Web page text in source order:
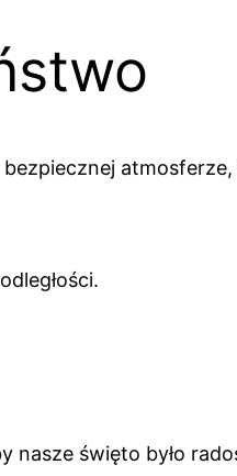
nasze święto było